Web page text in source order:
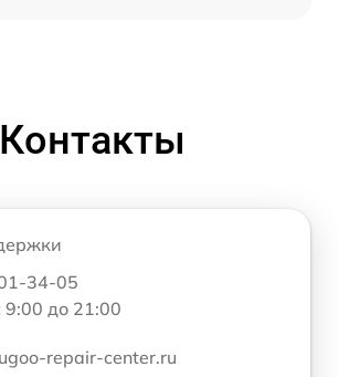
Контакты
34-05
до 21:00
repair-center.ru